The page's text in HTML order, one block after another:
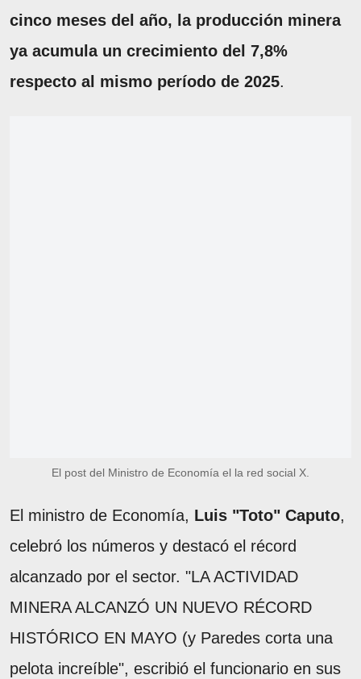
cinco meses del año, la producción minera
ya acumula un crecimiento del 7,8%
respecto al mismo período de 2025.
El post del Ministro de Economía el la red social X.
El ministro de Economía, Luis "Toto" Caputo,
celebró los números y destacó el récord
alcanzado por el sector. "LA ACTIVIDAD
MINERA ALCANZÓ UN NUEVO RÉCORD
HISTÓRICO EN MAYO (y Paredes corta una
pelota increíble", escribió el funcionario en sus